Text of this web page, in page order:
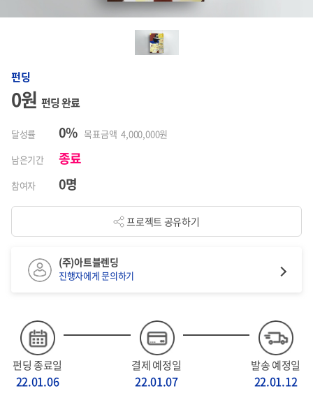
펀딩
0원 펀딩 완료
달성률 0% 목표금액 4,000,000원
남은기간
종료
참여자 0명
프로젝트 공유하기
펀딩 종료일
22.01.06
결제 예정일
22.01.07
발송 예정일
22.01.12
(주)아트블렌딩
진행자에게 문의하기